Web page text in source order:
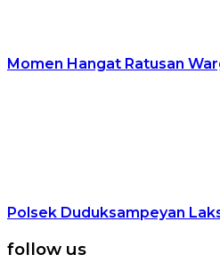
Momen Hangat Ratusan
Polsek Duduksampeyan
follow us